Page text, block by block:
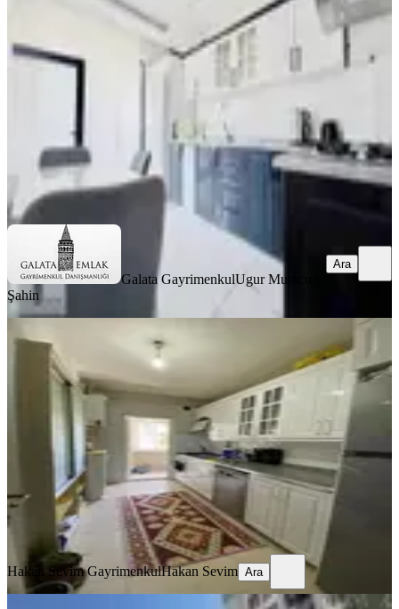
Battalgazi, İskender Mahallesi
100 m²·3. Kat · 08.08.2026
Galata Gayrimenkul Ugur Mumcu Şahin
Ara
Galata GayrimenkulUgur Mumcu
Şahin
Ara
Vadi Malida'dan Karagöz Tokide
Merkezi 2+1 Ara Kat Daire
Battalgazi, Karagöz Mahallesi
·110 m² ·3. Kat ·08.08.2026
1.880.000 ₺
Hakan Sevim GayrimenkulHakan Sevim
Hakan Sevim GayrimenkulHakan Sevim Ara